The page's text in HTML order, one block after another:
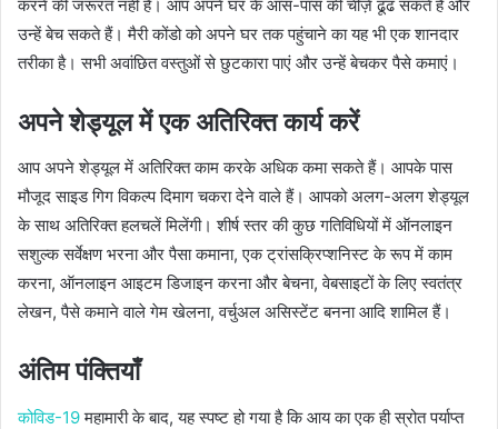
करने की जरूरत नहीं है। आप अपने घर के आस-पास की चीज़ें ढूंढ सकते हैं और
उन्हें बेच सकते हैं। मैरी कोंडो को अपने घर तक पहुंचाने का यह भी एक शानदार
तरीका है। सभी अवांछित वस्तुओं से छुटकारा पाएं और उन्हें बेचकर पैसे कमाएं।
अपने शेड्यूल में एक अतिरिक्त कार्य करें
आप अपने शेड्यूल में अतिरिक्त काम करके अधिक कमा सकते हैं। आपके पास
मौजूद साइड गिग विकल्प दिमाग चकरा देने वाले हैं। आपको अलग-अलग शेड्यूल
के साथ अतिरिक्त हलचलें मिलेंगी। शीर्ष स्तर की कुछ गतिविधियों में ऑनलाइन
सशुल्क सर्वेक्षण भरना और पैसा कमाना, एक ट्रांसक्रिप्शनिस्ट के रूप में काम
करना, ऑनलाइन आइटम डिजाइन करना और बेचना, वेबसाइटों के लिए स्वतंत्र
लेखन, पैसे कमाने वाले गेम खेलना, वर्चुअल असिस्टेंट बनना आदि शामिल हैं।
अंतिम पंक्तियाँ
कोविड-19महामारी के बाद, यह स्पष्ट हो गया है कि आय का एक ही स्रोत पर्याप्त